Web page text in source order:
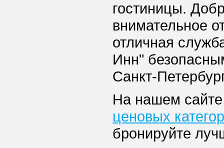
гостиницы.
внимательное
отличная
Инн"
Санкт-
На нашем
ценовых
бронируйте